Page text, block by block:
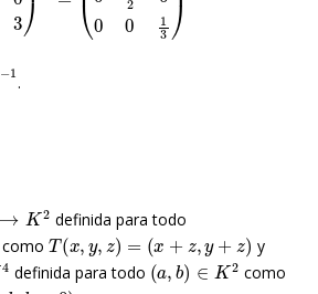
.
definida para todo
como
T(x,y,z)=(x+z,y+z
y
definida para todo
(a b)∈K 2
como
,a,0).